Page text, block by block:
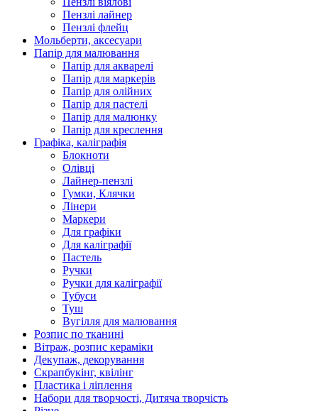
Пензлі лайнер
Пензлі флейц
Мольберти, аксесуари
Папір для малювання
Папір для акварелі
Папір для маркерів
Папір для олійних
Папір для пастелі
Папір для малюнку
Папір для креслення
Графіка, каліграфія
Блокноти
Олівці
Лайнер-пензлі
Гумки, Клячки
Лінери
Маркери
Для графіки
Для каліграфії
Пастель
Ручки
Ручки для каліграфії
Тубуси
Туш
Вугілля для малювання
Розпис по тканині
Вітраж, розпис кераміки
Декупаж, декорування
Скрапбукінг, квілінг
Пластика і ліплення
Набори для творчості, Дитяча творчість